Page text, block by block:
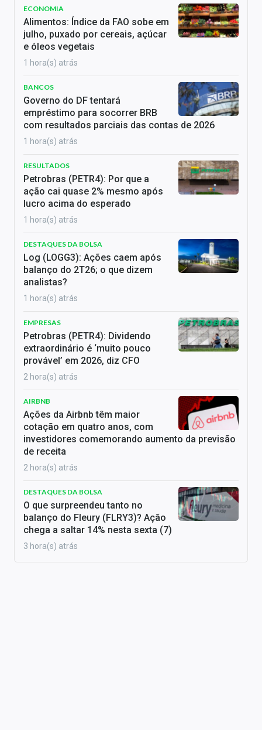
ECONOMIA
Alimentos: Índice da FAO sobe em
julho, puxado por cereais, açúcar
e óleos vegetais
1 hora(s) atrás
BANCOS
Governo do DF tentará
empréstimo para socorrer BRB
com resultados parciais das contas de 2026
1 hora(s) atrás
RESULTADOS
Petrobras (PETR4): Por que a
ação cai quase 2% mesmo após
lucro acima do esperado
1 hora(s) atrás
DESTAQUES DA BOLSA
Log (LOGG3): Ações caem após
balanço do 2T26; o que dizem
analistas?
1 hora(s) atrás
EMPRESAS
Petrobras (PETR4): Dividendo
extraordinário é ‘muito pouco
provável’ em 2026, diz CFO
2 hora(s) atrás
AIRBNB
Ações da Airbnb têm maior
cotação em quatro anos, com
investidores comemorando aumento da previsão
de receita
2 hora(s) atrás
DESTAQUES DA BOLSA
O que surpreendeu tanto no
balanço do Fleury (FLRY3)? Ação
chega a saltar 14% nesta sexta (7)
3 hora(s) atrás